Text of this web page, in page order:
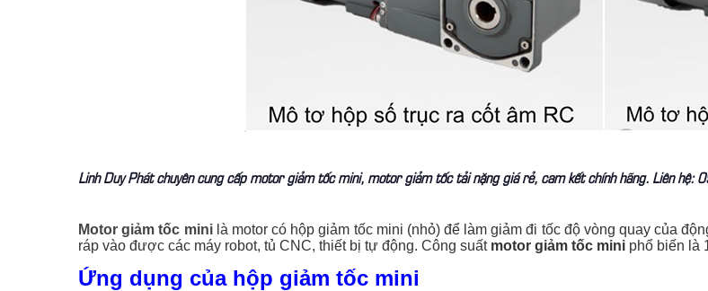
Linh Duy Phát chuyên cung cấp motor giảm tốc mini, motor giảm tốc tải nặng giá rẻ, cam kết chính hãng. Liên
Motor giảm tốc minilà motor có hộp giảm tốc mini (nhỏ) để làm giảm đi tốc độ vòng quay của
ráp vào được các máy robot, tủ CNC, thiết bị tự động. Công suất motor giảm tốc mini phổ biến là
Ứng dụng của hộp giảm tốc mini